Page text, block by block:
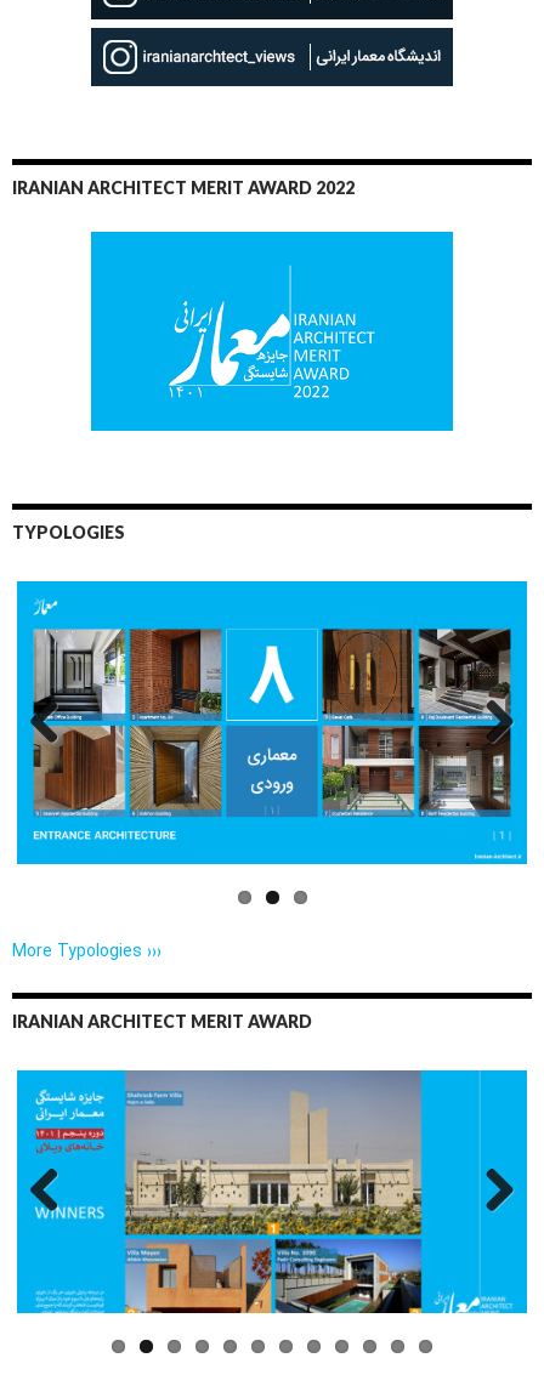
IRANIAN ARCHITECT MERIT AWARD 2022
TYPOLOGIES
Previo
us
Next
More Typologies ›››
IRANIAN ARCHITECT MERIT AWARD
Previo